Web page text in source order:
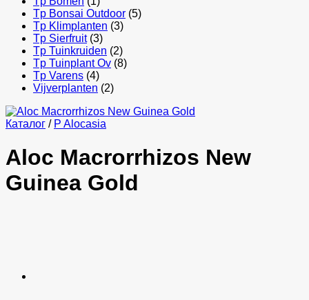
Tp Bonsai Outdoor (5)
Tp Klimplanten (3)
Tp Sierfruit (3)
Tp Tuinkruiden (2)
Tp Tuinplant Ov (8)
Tp Varens (4)
Vijverplanten (2)
Каталог / P Alocasia
Aloc Macrorrhizos New
Guinea Gold